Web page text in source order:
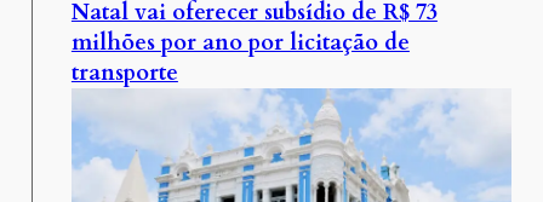
Natal vai oferecer subsídio de R$ 73
milhões por ano por licitação de
transporte